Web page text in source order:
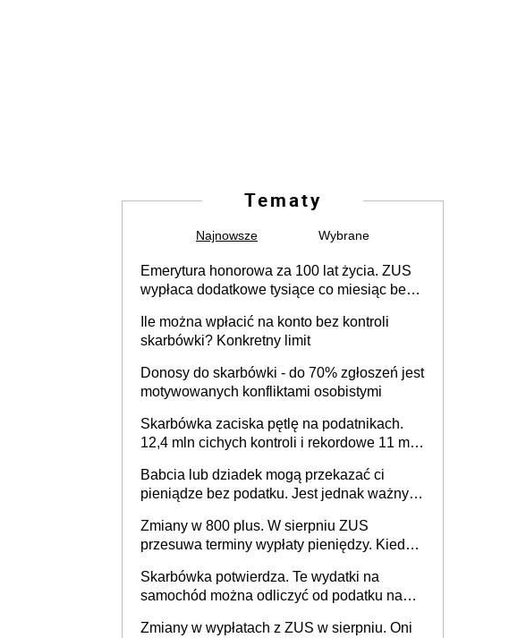
Tematy
Najnowsze Wybrane
Emerytura honorowa za 100 lat życia. ZUS
wypłaca dodatkowe tysiące co miesiąc bez
Ile można wpłacić na konto bez kontroli
skarbówki? Konkretny limit
Donosy do skarbówki - do 70% zgłoszeń jest
motywowanych konfliktami osobistymi
Skarbówka zaciska pętlę na podatnikach.
12,4 mln cichych kontroli i rekordowe 11 mld
Babcia lub dziadek mogą przekazać ci
pieniądze bez podatku. Jest jednak ważny
Zmiany w 800 plus. W sierpniu ZUS
przesuwa terminy wypłaty pieniędzy. Kiedy
Skarbówka potwierdza. Te wydatki na
samochód można odliczyć od podatku nawet
Zmiany w wypłatach z ZUS w sierpniu. Oni